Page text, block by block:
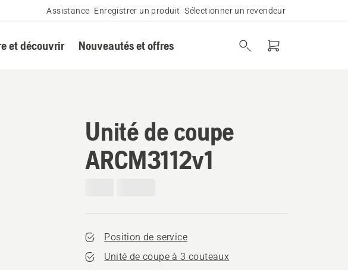
Assistance Enregistrer un produit Sélectionner un revendeur
et découvrir Nouveautés et offres
Unité de coupe
ARCM3112v1
Position de service
Unité de coupe à 3 couteaux